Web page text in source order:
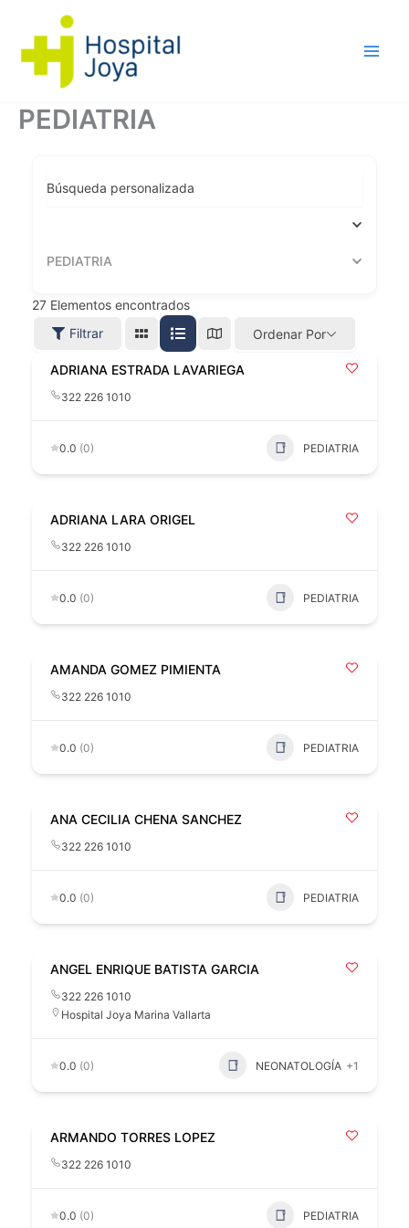
contenido
PEDIATRIA
Búsqueda personalizada
PEDIATRIA
27 Elementos encontrados
Filtrar
Ordenar Por
ADRIANA ESTRADA LAVARIEGA
322 226 1010
0.0 (0) PEDIATRIA
ADRIANA LARA ORIGEL
322 226 1010
0.0 (0) PEDIATRIA
AMANDA GOMEZ PIMIENTA
322 226 1010
0.0 (0) PEDIATRIA
ANA CECILIA CHENA SANCHEZ
322 226 1010
0.0 (0) PEDIATRIA
ANGEL ENRIQUE BATISTA GARCIA
322 226 1010
Hospital Joya Marina Vallarta
0.0 (0) NEONATOLOGÍA +1
ARMANDO TORRES LOPEZ
322 226 1010
0.0 (0) PEDIATRIA